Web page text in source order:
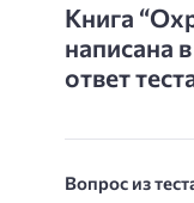
Книга
написана
ответ
Вопрос из